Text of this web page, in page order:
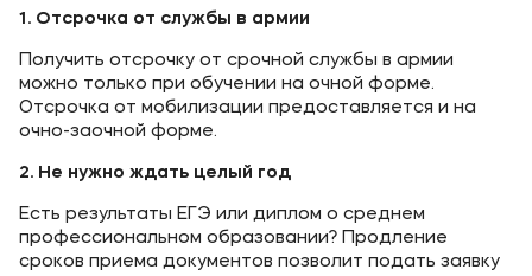
Карьера
Приемная комиссия
+7 (4852) 74-48-91
+7 (4852) 25-25-51
1. Отсрочка от службы в армии
Получить отсрочку от срочной службы в армии
можно только при обучении на очной форме.
Отсрочка от мобилизации предоставляется и на
очно-заочной форме.
2. Не нужно ждать целый год
Есть результаты ЕГЭ или диплом о среднем
профессиональном образовании? Продление
сроков приема документов позволит подать заявку